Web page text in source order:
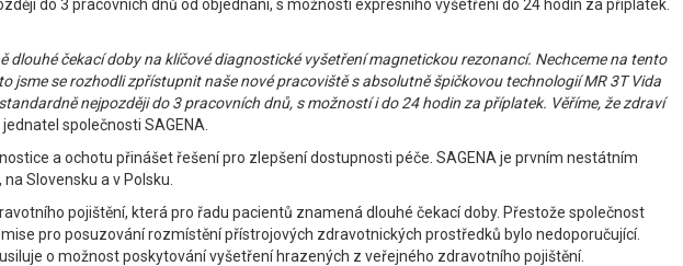
do 3 pracovních dnů od objednání, s možností expresního vyšetření do 24 hodin za příplatek.
čekací doby na klíčové diagnostické vyšetření magnetickou rezonancí. Nechceme na tento
se rozhodli zpřístupnit naše nové pracoviště s absolutně špičkovou technologií MR 3T Vida
nejpozději do 3 pracovních dnů, s možností i do 24 hodin za příplatek. Věříme, že zdraví
společnosti SAGENA.
a ochotu přinášet řešení pro zlepšení dostupnosti péče. SAGENA je prvním nestátním
Slovensku a v Polsku.
pojištění, která pro řadu pacientů znamená dlouhé čekací doby. Přestože společnost
pro posuzování rozmístění přístrojových zdravotnických prostředků bylo nedoporučující.
o možnost poskytování vyšetření hrazených z veřejného zdravotního pojištění.